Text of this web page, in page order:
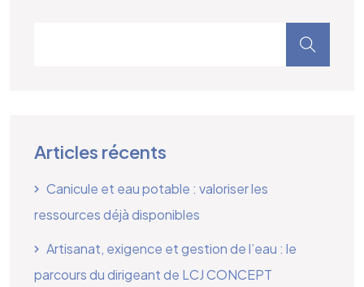
Articles récents
Canicule et eau potable : valoriser les
ressources déjà disponibles
Artisanat, exigence et gestion de l’eau : le
parcours du dirigeant de LCJ CONCEPT